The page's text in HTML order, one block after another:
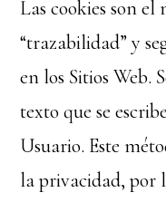
Las cookies son
“trazabilidad” y
en los Sitios Web.
texto que se
Usuario. Este
la privacidad, por